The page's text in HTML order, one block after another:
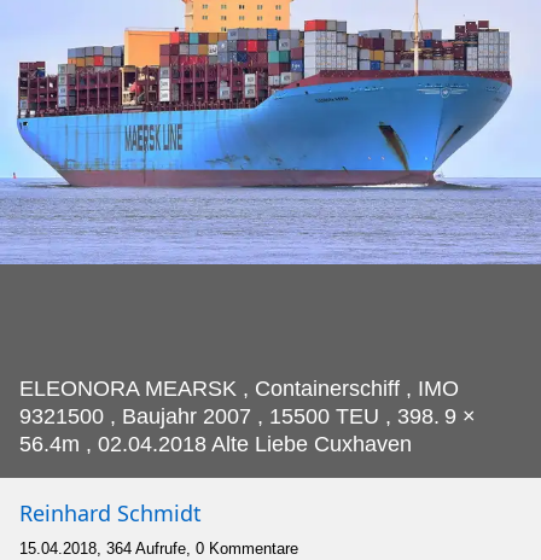
ELEONORA MEARSK , Containerschiff , IMO
9321500 , Baujahr 2007 , 15500 TEU , 398. 9 ×
56.4m , 02.04.2018 Alte Liebe Cuxhaven
Reinhard Schmidt
15.04.2018, 364 Aufrufe, 0 Kommentare